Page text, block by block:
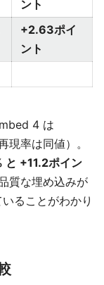
ント
+2.63ポイ
ント
4 は
率は同値）。
+11.2ポイン
質な埋め込みが
ることがわかり